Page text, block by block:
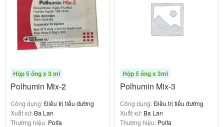
Hộp 5 ống x 3 ml
Polhumin Mix-2
Công dụng:Điều trị tiểu đường
Xuất xứ: Ba Lan
Thương hiệu: Polfa
Hộp 5 ống x 3ml
Polhumin Mix-3
Công dụng:Điều trị tiểu đường
Xuất xứ: Ba Lan
Thương hiệu: Polfa